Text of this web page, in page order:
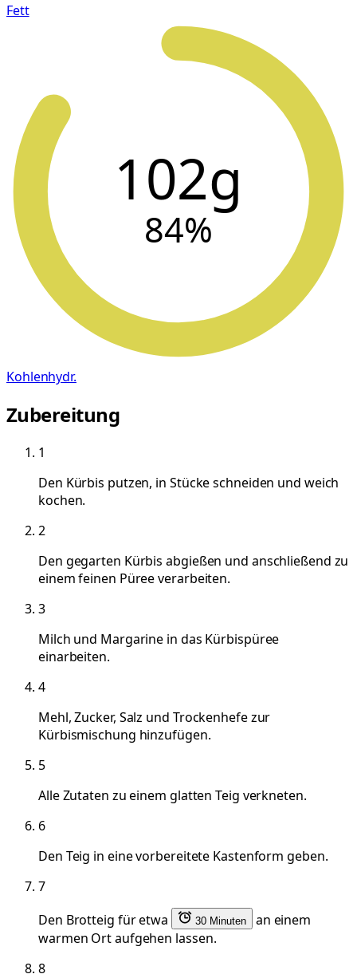
Fett
102g
84%
Kohlenhydr.
Zubereitung
1
Den Kürbis putzen, in Stücke schneiden und weich
kochen.
2
Den gegarten Kürbis abgießen und anschließend zu
einem feinen Püree verarbeiten.
3
Milch und Margarine in das Kürbispüree
einarbeiten.
4
Mehl, Zucker, Salz und Trockenhefe zur
Kürbismischung hinzufügen.
5
Alle Zutaten zu einem glatten Teig verkneten.
6
Den Teig in eine vorbereitete Kastenform geben.
7
Den Brotteig für etwa
30 Minuten
an einem
warmen Ort aufgehen lassen.
8